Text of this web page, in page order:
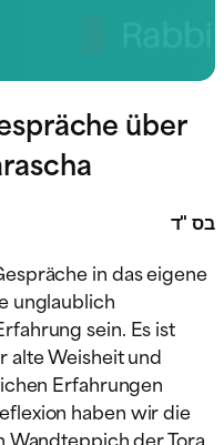
über
בס "ד
in das eigene
unglaublich
sein. Es ist
alte Weisheit und
Erfahrungen
haben wir die
der Tora